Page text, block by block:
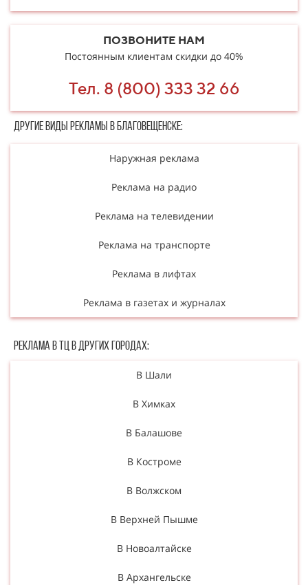
ПОЗВОНИТЕ НАМ
Постоянным клиентам скидки до 40%
Тел. 8 (800) 333 32 66
Другие в​​​​иды рекламы в Благовещенске:
Наружная реклама
Реклама на радио
Реклама на телевидении
Реклама на транспорте
Реклама в лифтах
Реклама в газетах и журналах
Реклама в ТЦ в Других городах:
В Шали
В Химках
В Балашове
В Костроме
В Волжском
В Верхней Пышме
В Новоалтайске
В Архангельске